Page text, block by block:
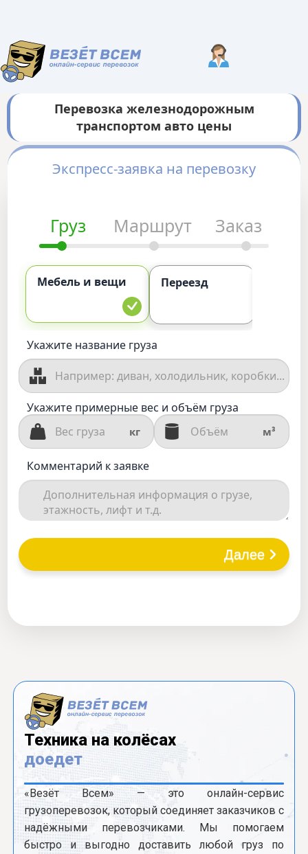
Перевозка железнодорожным
транспортом авто цены
Экспресс-заявка на перевозку
Груз Маршрут Заказ
Мебель и вещи Переезд
Укажите название груза
Укажите примерные вес и объём груза
кг м³
Комментарий к заявке
Далее
Техника на колёсах
доедет
«Везёт Всем» — это онлайн-сервис
грузоперевозок, который соединяет заказчиков с
надёжными перевозчиками. Мы помогаем
быстро и выгодно доставить любой груз по